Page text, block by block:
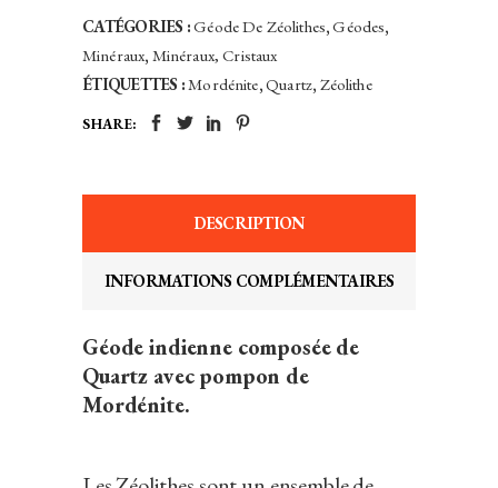
CATÉGORIES :Géode De Zéolithes,Géodes,
Minéraux, Minéraux, Cristaux
ÉTIQUETTES :Mordénite,Quartz, Zéolithe
SHARE:
DESCRIPTION
INFORMATIONS COMPLÉMENTAIRES
Géode indienne composée de
Quartz avec pompon de
Mordénite.